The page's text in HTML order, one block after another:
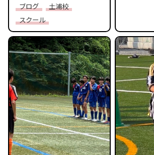
ブログ
土浦校
スクール